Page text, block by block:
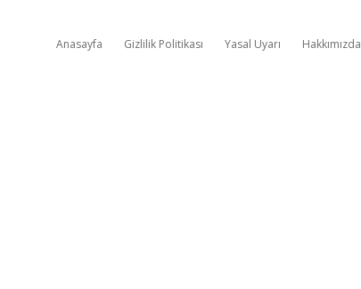
Anasayfa Gizlilik Politikası Yasal Uyarı Hakkımızda